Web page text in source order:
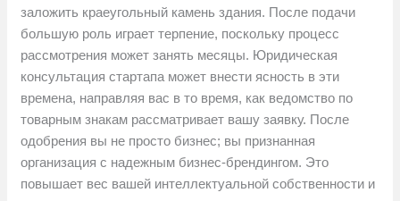
заложить краеугольный камень здания. После подачи
большую роль играет терпение, поскольку процесс
рассмотрения может занять месяцы. Юридическая
консультация стартапа может внести ясность в эти
времена, направляя вас в то время, как ведомство по
товарным знакам рассматривает вашу заявку. После
одобрения вы не просто бизнес; вы признанная
организация с надежным бизнес-брендингом. Это
повышает вес вашей интеллектуальной собственности и